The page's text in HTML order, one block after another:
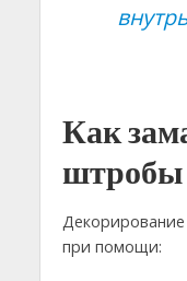
Как
штробы
при помощи: